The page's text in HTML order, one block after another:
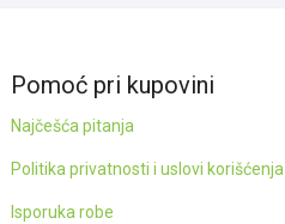
Pomoć pri kupovini
Najčešća pitanja
Politika privatnosti i uslovi korišćenja
Isporuka robe